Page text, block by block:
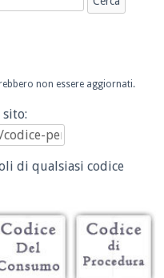
non essere aggiornati.
di qualsiasi codice